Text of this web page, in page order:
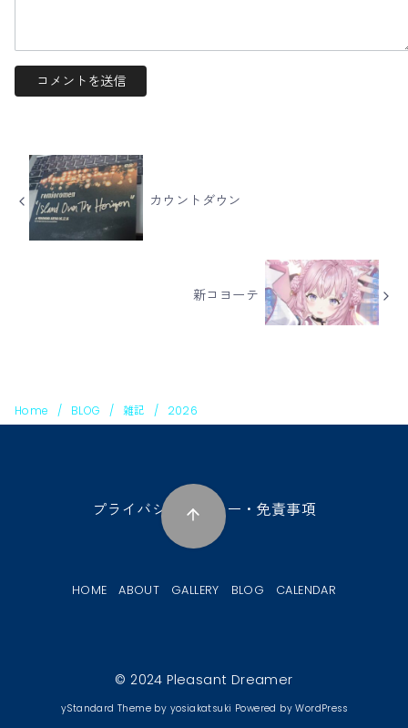
カウントダウン
新コヨーテ
Home BLOG 雑記 2026
プライバシーポリシー・免責事項
HOME ABOUT GALLERY BLOG CALENDAR
© 2024Pleasant Dreamer
yStandard Theme by yosiakatsuki Powered byWordPress